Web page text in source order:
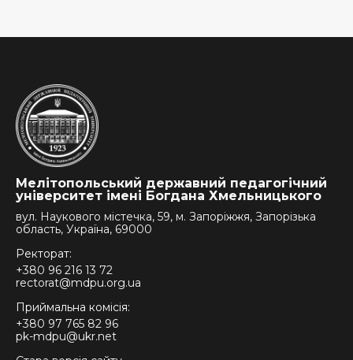
Мелітопольський державний педагогічний
університет імені Богдана Хмельницького
вул. Наукового містечка, 59, м. Запоріжжя, Запорізька
область, Україна, 69000
Ректорат:
+380 96 216 13 72
rectorat@mdpu.org.ua
Приймальна комісія:
+380 97 765 82 96
pk-mdpu@ukr.net